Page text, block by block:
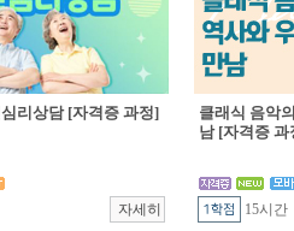
리상담 [자격증 과정]
클래식 음악
남 [자격증 과
15시간